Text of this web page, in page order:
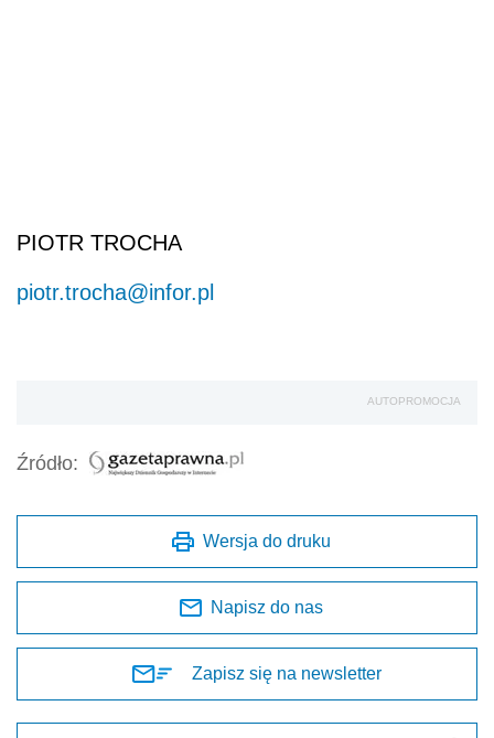
PIOTR TROCHA
piotr.trocha@infor.pl
AUTOPROMOCJA
Źródło:
Wersja do druku
Napisz do nas
Zapisz się na newsletter